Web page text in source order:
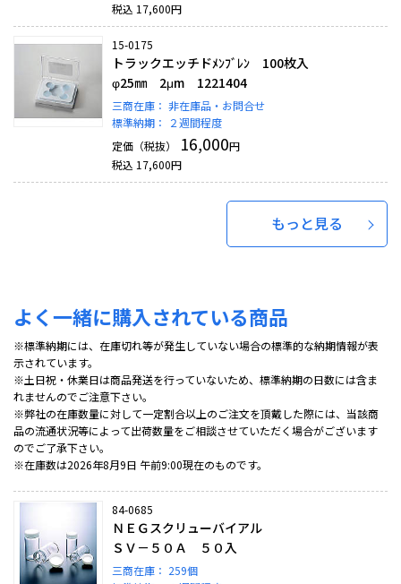
税込 17,600円
15-0175
トラックエッチドﾒﾝﾌﾞﾚﾝ 100枚入
φ25㎜ 2μm 1221404
三商在庫： 非在庫品・お問合せ
標準納期：
２週間程度
定価（税抜）
16,000円
税込 17,600円
もっと見る
よく一緒に購入されている商品
※標準納期には、在庫切れ等が発生していない場合の標準的な納期情報が表
示されています。
※土日祝・休業日は商品発送を行っていないため、標準納期の日数には含ま
れませんのでご注意下さい。
※弊社の在庫数量に対して一定割合以上のご注文を頂戴した際には、当該商
品の流通状況等によって出荷数量をご相談させていただく場合がございます
のでご了承下さい。
※在庫数は2026年8月9日 午前9:00現在のものです。
84-0685
ＮＥＧスクリューバイアル
ＳＶ－５０Ａ ５０入
三商在庫： 259個